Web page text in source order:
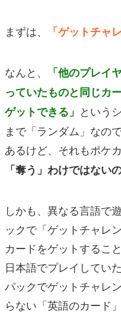
まずは、 「ゲットチャ
なんと、
「他のプレイ
っていたものと同じカ
ゲットできる」 という
まで「ランダム」なの
あるけど、それもポケ
「奪う」わけではない
しかも、異なる言語で
ックで「ゲットチャレ
カードをゲットするこ
日本語でプレイしてい
パックでゲットチャレ
らない「英語のカード